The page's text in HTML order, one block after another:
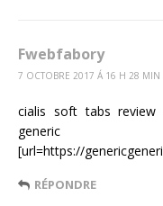
Fwebfabory
7 OCTOBRE 2017 Á 16 H 28 MIN
cialis soft tabs review
generic
[url=https://
RÉPONDRE